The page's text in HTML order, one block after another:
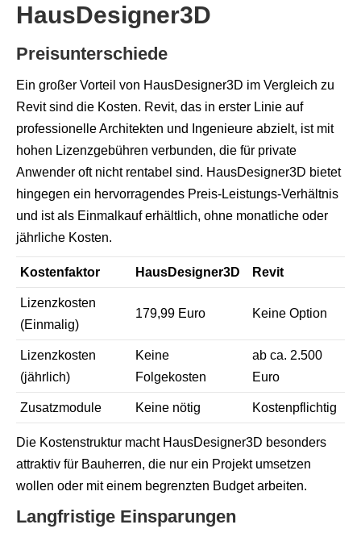
HausDesigner3D
Preisunterschiede
Ein großer Vorteil von HausDesigner3D im Vergleich zu
Revit sind die Kosten. Revit, das in erster Linie auf
professionelle Architekten und Ingenieure abzielt, ist mit
hohen Lizenzgebühren verbunden, die für private
Anwender oft nicht rentabel sind. HausDesigner3D bietet
hingegen ein hervorragendes Preis-Leistungs-Verhältnis
und ist als Einmalkauf erhältlich, ohne monatliche oder
jährliche Kosten.
Kostenfaktor HausDesigner3D Revit
Lizenzkosten
(Einmalig)
179,99 Euro Keine Option
Lizenzkosten
(jährlich)
Keine
Folgekosten
ab ca. 2.500
Euro
Zusatzmodule Keine nötig Kostenpflichtig
Die Kostenstruktur macht HausDesigner3D besonders
attraktiv für Bauherren, die nur ein Projekt umsetzen
wollen oder mit einem begrenzten Budget arbeiten.
Langfristige Einsparungen